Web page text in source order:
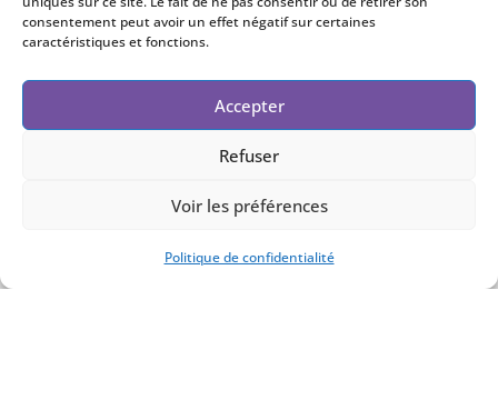
consentement peut avoir un effet négatif sur certaines
caractéristiques et fonctions.
Accepter
Refuser
Voir les préférences
Politique de confidentialité